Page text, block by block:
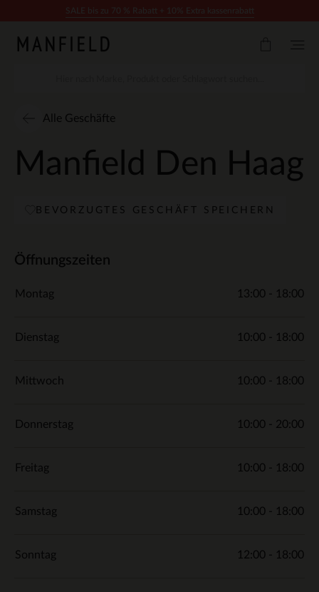
Alle Geschäfte
Manfield Den Haag
BEVORZUGTES GESCHÄFT SPEICHERN
Öffnungszeiten
Montag 13:00 - 18:00
Dienstag 10:00 - 18:00
Mittwoch 10:00 - 18:00
Donnerstag 10:00 - 20:00
Freitag 10:00 - 18:00
Samstag 10:00 - 18:00
Sonntag 12:00 - 18:00